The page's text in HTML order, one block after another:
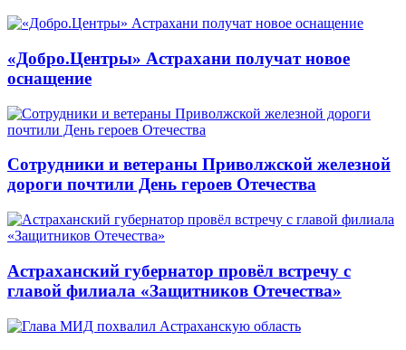
«Добро.Центры» Астрахани получат новое
оснащение
Сотрудники и ветераны Приволжской железной
дороги почтили День героев Отечества
Астраханский губернатор провёл встречу с
главой филиала «Защитников Отечества»